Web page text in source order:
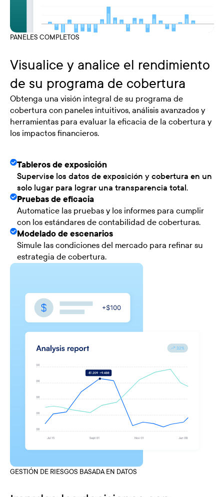
PANELES COMPLETOS
Visualice y analice el rendimiento
de su programa de cobertura
Obtenga una visión integral de su programa de
cobertura con paneles intuitivos, análisis avanzados y
herramientas para evaluar la eficacia de la cobertura y
los impactos financieros.
Tableros de exposición
Supervise los datos de exposición y cobertura en un
solo lugar para lograr una transparencia total.
Pruebas de eficacia
Automatice las pruebas y los informes para cumplir
con los estándares de contabilidad de coberturas.
Modelado de escenarios
Simule las condiciones del mercado para refinar su
estrategia de cobertura.
GESTIÓN DE RIESGOS BASADA EN DATOS